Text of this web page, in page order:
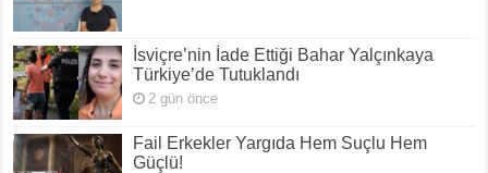
İsviçre’nin İade Ettiği Bahar Yalçınkaya
Türkiye’de Tutuklandı
2 gün önce
Fail Erkekler Yargıda Hem Suçlu Hem
Güçlü!